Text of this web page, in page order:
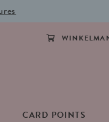
CARD POINTS